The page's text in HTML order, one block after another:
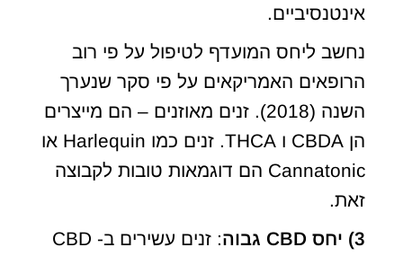
אינטנסיביים.
נחשב ליחס המועדף לטיפול על פי רוב
הרופאים האמריקאים על פי סקר שנערך
השנה (2018). זנים מאוזנים – הם מייצרים
הן CBDA ו THCA. זנים כמו Harlequin או
Cannatonic הם דוגמאות טובות לקבוצה
זאת.
3) יחס CBD גבוה
: זנים עשירים ב- CBD